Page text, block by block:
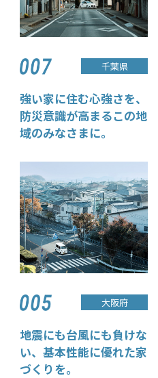
千葉県
強い家に住む心強さを、
防災意識が高まるこの地
域のみなさまに。
大阪府
地震にも台風にも負けな
い、基本性能に優れた家
づくりを。